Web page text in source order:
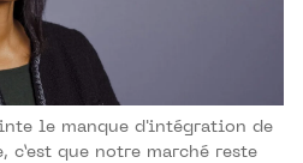
le manque d'intégration de
c’est que notre marché reste